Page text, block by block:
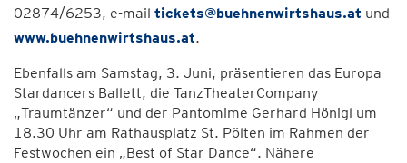
02874/6253, e-mail tickets@buehnenwirtshaus.at und
www.buehnenwirtshaus.at.
Ebenfalls am Samstag, 3. Juni, präsentieren das Europa
Stardancers Ballett, die TanzTheaterCompany
„Traumtänzer“ und der Pantomime Gerhard Hönigl um
18.30 Uhr am Rathausplatz St. Pölten im Rahmen der
Festwochen ein „Best of Star Dance“. Nähere